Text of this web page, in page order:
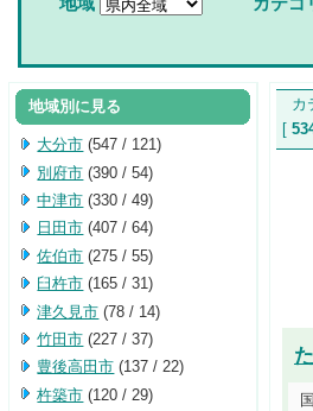
カ
[
地域別に見る
大分市 (547 / 121)
別府市 (390 / 54)
中津市 (330 / 49)
日田市 (407 / 64)
佐伯市 (275 / 55)
臼杵市 (165 / 31)
津久見市 (78 / 14)
竹田市 (227 / 37)
豊後高田市 (137 / 22)
杵築市 (120 / 29)